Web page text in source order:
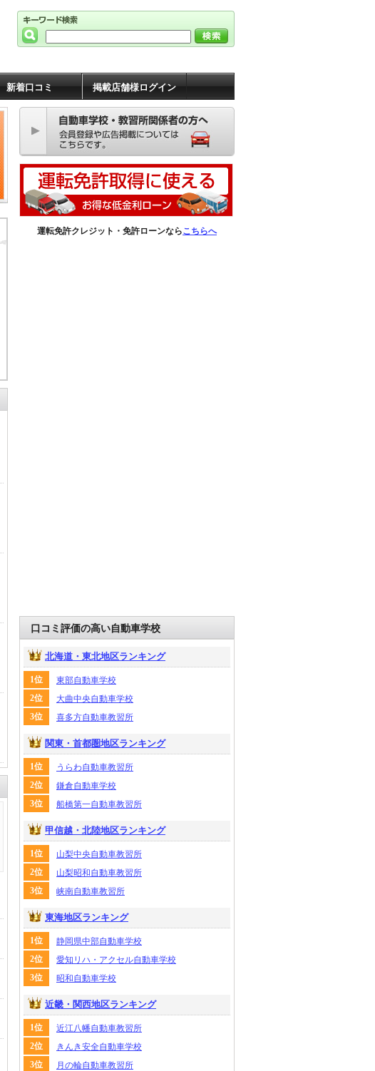
新着口コミ 掲載店舗様ログイン
運転免許クレジット・免許ローンならこちらへ
口コミ評価の高い自動車学校
北海道・東北地区ランキング
1位
東部自動車学校
2位
大曲中央自動車学校
3位
喜多方自動車教習所
関東・首都圏地区ランキング
1位
うらわ自動車教習所
2位
鎌倉自動車学校
3位
船橋第一自動車教習所
甲信越・北陸地区ランキング
1位
山梨中央自動車教習所
2位
山梨昭和自動車教習所
3位
峡南自動車教習所
東海地区ランキング
1位
静岡県中部自動車学校
2位
愛知リハ・アクセル自動車学校
3位
昭和自動車学校
近畿・関西地区ランキング
1位
近江八幡自動車教習所
2位
きんき安全自動車学校
3位
月の輪自動車教習所